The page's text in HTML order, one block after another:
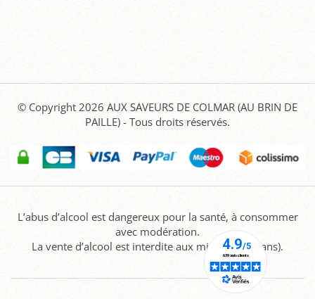
© Copyright 2026 AUX SAVEURS DE COLMAR (AU BRIN DE
PAILLE) - Tous droits réservés.
L’abus d’alcool est dangereux pour la santé, à consommer
avec modération.
La vente d’alcool est interdite aux mineurs (-18 ans).